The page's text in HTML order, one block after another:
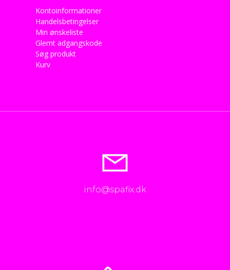
Kontoinformationer
Handelsbetingelser
Min ønskeliste
Glemt adgangskode
Søg produkt
Kurv
info@spafix.dk